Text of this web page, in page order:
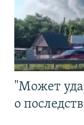
"Может
о